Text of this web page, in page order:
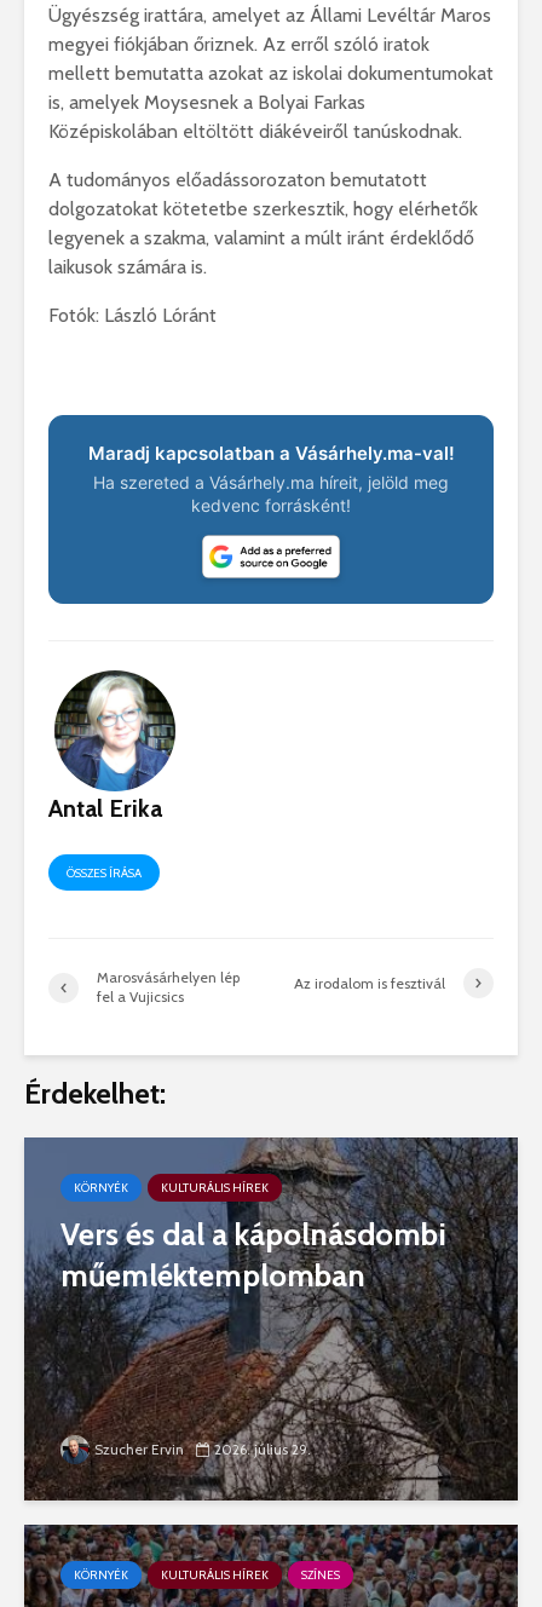
Ügyészség irattára, amelyet az Állami Levéltár Maros
megyei fiókjában őriznek. Az erről szóló iratok
mellett bemutatta azokat az iskolai dokumentumokat
is, amelyek Moysesnek a Bolyai Farkas
Középiskolában eltöltött diákéveiről tanúskodnak.
A tudományos előadássorozaton bemutatott
dolgozatokat kötetetbe szerkesztik, hogy elérhetők
legyenek a szakma, valamint a múlt iránt érdeklődő
laikusok számára is.
Fotók: László Lóránt
Maradj kapcsolatban a Vásárhely.ma-val!
Ha szereted a Vásárhely.ma híreit, jelöld meg
kedvenc forrásként!
Antal Erika
ÖSSZES ÍRÁSA
Marosvásárhelyen lép
fel a Vujicsics
Az irodalom is fesztivál
Érdekelhet:
KÖRNYÉK KULTURÁLIS HÍREK
Vers és dal a kápolnásdombi
műemléktemplomban
Szucher Ervin 2026. július 29.
KÖRNYÉK KULTURÁLIS HÍREK SZÍNES